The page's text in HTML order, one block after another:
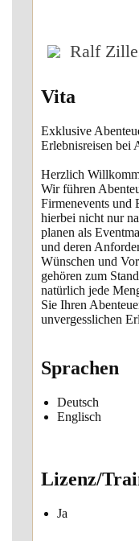
Ralf
Vita
Exklusive
Erlebnisreisen bei
Herzlich
Wir führen
Firmenevents und
hierbei nicht nur
planen als
und deren
Wünschen und
gehören zum
natürlich jede
Sie Ihren
unvergesslichen
Sprachen
Deutsch
Englisch
Lizenz/
Ja